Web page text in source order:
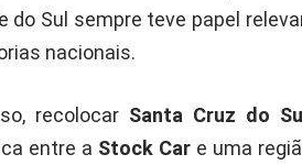
do Sul sempre teve papel
nacionais.
recolocar Santa Cruz do Sul
entre a Stock Care uma